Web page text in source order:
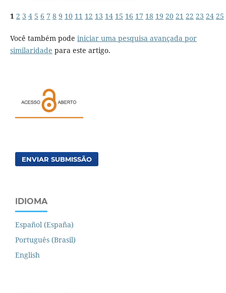
1 2 3 4 5 6 7 8 9 10 11 12 13 14 15 16 17 18 19 20 21 22 23 24 25
Você também pode iniciar uma pesquisa avançada por
similaridade para este artigo.
ENVIAR SUBMISSÃO
IDIOMA
Español (España)
Português (Brasil)
English